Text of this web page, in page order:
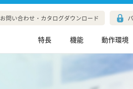
お問い合わせ・カタログダウンロード
特長 機能 動作環境